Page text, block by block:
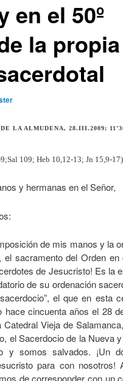
en el 50º
la propia
LA ALMUDENA, 28.III.2009;
109; Heb 10,12-13; Jn 15,9-17)
y hermanas en el Señor,
de mis manos y la
sacramento del Orden en
de Jesucristo! Es la
de su ordenación
el que en esta
cincuenta años el 28
Vieja de
el Sacerdocio de la Nueva
somos salvados. ¡Un
para con nosotros!
de corresponder con un